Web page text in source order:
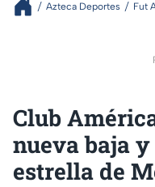
Azteca Deportes Fut
Club
nueva baja
estrella de